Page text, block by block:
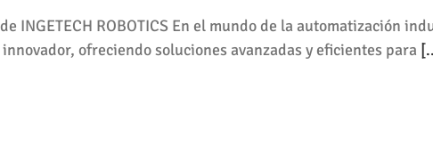
INGETECH ROBOTICS En el mundo de la automatización
innovador, ofreciendo soluciones avanzadas y eficientes para